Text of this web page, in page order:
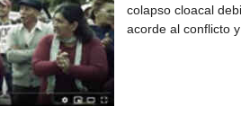
colapso cloacal
acorde al conflicto